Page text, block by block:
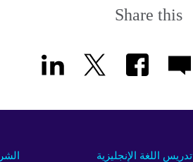
Share this
تدريس اللغة الإنجليزية